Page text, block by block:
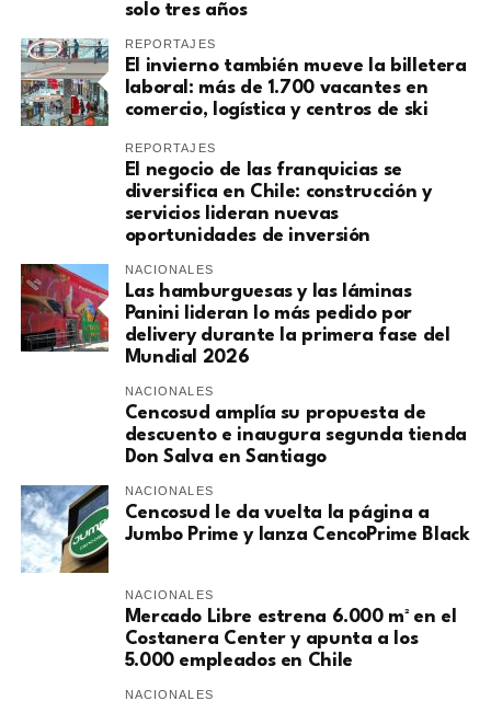
solo tres años
REPORTAJES
El invierno también mueve la billetera
laboral: más de 1.700 vacantes en
comercio, logística y centros de ski
REPORTAJES
El negocio de las franquicias se
diversifica en Chile: construcción y
servicios lideran nuevas
oportunidades de inversión
NACIONALES
Las hamburguesas y las láminas
Panini lideran lo más pedido por
delivery durante la primera fase del
Mundial 2026
NACIONALES
Cencosud amplía su propuesta de
descuento e inaugura segunda tienda
Don Salva en Santiago
NACIONALES
Cencosud le da vuelta la página a
Jumbo Prime y lanza CencoPrime Black
NACIONALES
Mercado Libre estrena 6.000 m² en el
Costanera Center y apunta a los
5.000 empleados en Chile
NACIONALES